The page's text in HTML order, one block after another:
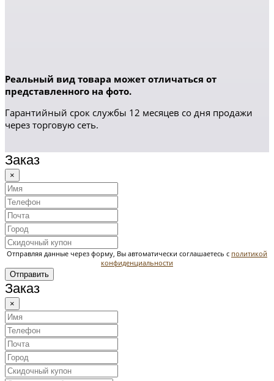
Реальный вид товара может отличаться от
представленного на фото.
Гарантийный срок службы 12 месяцев со дня продажи
через торговую сеть.
Заказ
×
Отправляя данные через форму, Вы автоматически соглашаетесь с политикой
конфиденциальности
Отправить
Заказ
×